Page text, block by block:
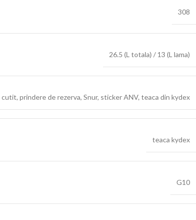
308
26.5 (L totala) / 13 (L lama)
cutit, prindere de rezerva, Snur, sticker ANV, teaca din kydex
teaca kydex
G10